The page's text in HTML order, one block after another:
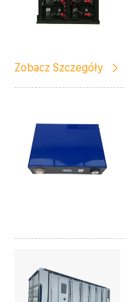
Zobacz Szczegóły